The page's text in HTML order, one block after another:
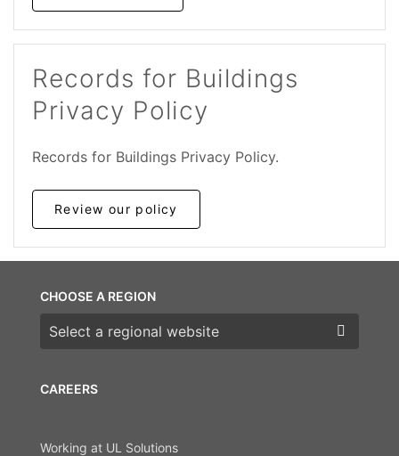
Records for Buildings
Privacy Policy
Records for Buildings Privacy Policy.
Review our policy
CAREERS
Working at UL Solutions
CHOOSE A REGION
Choose a region